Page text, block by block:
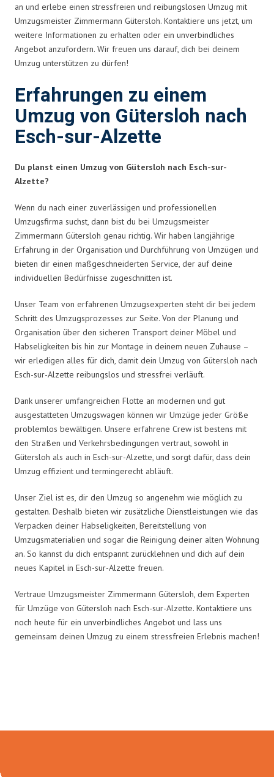
an und erlebe einen stressfreien und reibungslosen Umzug mit
Umzugsmeister Zimmermann Gütersloh. Kontaktiere uns jetzt, um
weitere Informationen zu erhalten oder ein unverbindliches
Angebot anzufordern. Wir freuen uns darauf, dich bei deinem
Umzug unterstützen zu dürfen!
Erfahrungen zu einem
Umzug von Gütersloh nach
Esch-sur-Alzette
Du planst einen Umzug von Gütersloh nach Esch-sur-
Alzette?
Wenn du nach einer zuverlässigen und professionellen
Umzugsfirma suchst, dann bist du bei Umzugsmeister
Zimmermann Gütersloh genau richtig. Wir haben langjährige
Erfahrung in der Organisation und Durchführung von Umzügen und
bieten dir einen maßgeschneiderten Service, der auf deine
individuellen Bedürfnisse zugeschnitten ist.
Unser Team von erfahrenen Umzugsexperten steht dir bei jedem
Schritt des Umzugsprozesses zur Seite. Von der Planung und
Organisation über den sicheren Transport deiner Möbel und
Habseligkeiten bis hin zur Montage in deinem neuen Zuhause –
wir erledigen alles für dich, damit dein Umzug von Gütersloh nach
Esch-sur-Alzette reibungslos und stressfrei verläuft.
Dank unserer umfangreichen Flotte an modernen und gut
ausgestatteten Umzugswagen können wir Umzüge jeder Größe
problemlos bewältigen. Unsere erfahrene Crew ist bestens mit
den Straßen und Verkehrsbedingungen vertraut, sowohl in
Gütersloh als auch in Esch-sur-Alzette, und sorgt dafür, dass dein
Umzug effizient und termingerecht abläuft.
Unser Ziel ist es, dir den Umzug so angenehm wie möglich zu
gestalten. Deshalb bieten wir zusätzliche Dienstleistungen wie das
Verpacken deiner Habseligkeiten, Bereitstellung von
Umzugsmaterialien und sogar die Reinigung deiner alten Wohnung
an. So kannst du dich entspannt zurücklehnen und dich auf dein
neues Kapitel in Esch-sur-Alzette freuen.
Vertraue Umzugsmeister Zimmermann Gütersloh, dem Experten
für Umzüge von Gütersloh nach Esch-sur-Alzette. Kontaktiere uns
noch heute für ein unverbindliches Angebot und lass uns
gemeinsam deinen Umzug zu einem stressfreien Erlebnis machen!